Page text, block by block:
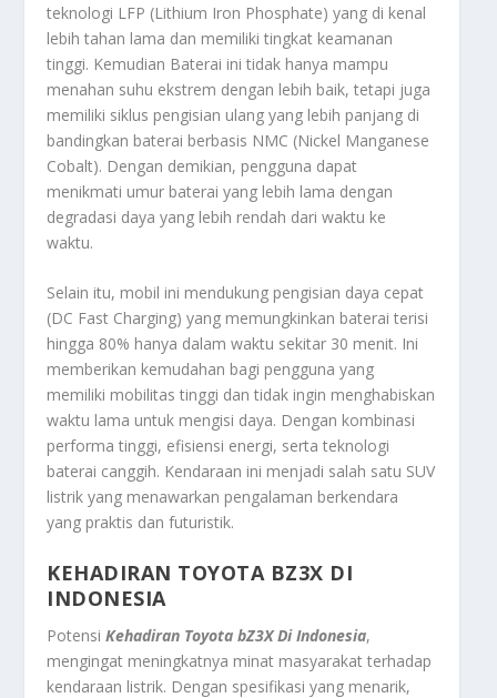
teknologi LFP (Lithium Iron Phosphate) yang di kenal
lebih tahan lama dan memiliki tingkat keamanan
tinggi. Kemudian Baterai ini tidak hanya mampu
menahan suhu ekstrem dengan lebih baik, tetapi juga
memiliki siklus pengisian ulang yang lebih panjang di
bandingkan baterai berbasis NMC (Nickel Manganese
Cobalt). Dengan demikian, pengguna dapat
menikmati umur baterai yang lebih lama dengan
degradasi daya yang lebih rendah dari waktu ke
waktu.
Selain itu, mobil ini mendukung pengisian daya cepat
(DC Fast Charging) yang memungkinkan baterai terisi
hingga 80% hanya dalam waktu sekitar 30 menit. Ini
memberikan kemudahan bagi pengguna yang
memiliki mobilitas tinggi dan tidak ingin menghabiskan
waktu lama untuk mengisi daya. Dengan kombinasi
performa tinggi, efisiensi energi, serta teknologi
baterai canggih. Kendaraan ini menjadi salah satu SUV
listrik yang menawarkan pengalaman berkendara
yang praktis dan futuristik.
KEHADIRAN TOYOTA BZ3X DI
INDONESIA
PotensiKehadiran Toyota bZ3X Di Indonesia,
mengingat meningkatnya minat masyarakat terhadap
kendaraan listrik. Dengan spesifikasi yang menarik,